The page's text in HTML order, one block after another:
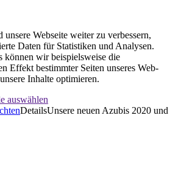
Webseite weiter zu verbessern,
Daten für Statistiken und Analysen.
können wir beispielsweise die
Effekt bestimmter Seiten unseres Web-
Inhalte optimieren.
auswählen
DetailsUnsere neuen Azubis 2020 und